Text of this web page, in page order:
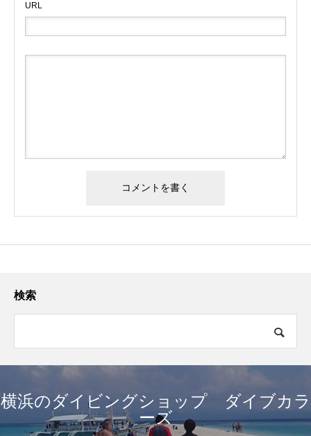
URL
検索
横浜のダイビングショップ ダイブカラ
ーズ